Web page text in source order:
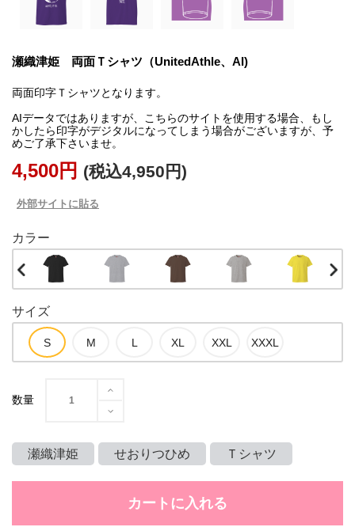
瀬織津姫 両面Ｔシャツ（UnitedAthle、AI)
両面印字Ｔシャツとなります。
AIデータではありますが、こちらのサイトを使用する場合、もし
かしたら印字がデジタルになってしまう場合がございますが、予
めご了承下さいませ。
4,500円 (税込4,950円)
外部サイトに貼る
カラー
サイズ
数量
瀬織津姫 せおりつひめ Ｔシャツ
カートに入れる